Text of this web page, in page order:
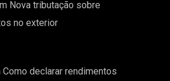
Nova tributação sobre
no exterior
Como declarar rendimentos